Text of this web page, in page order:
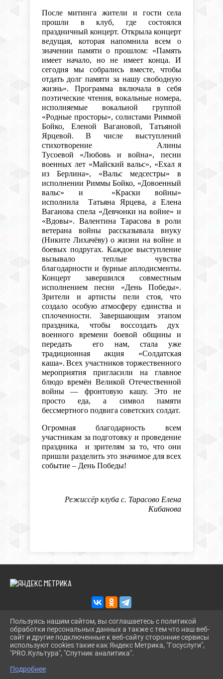
После митинга жители и гости села
прошли в клуб, где состоялся
праздничный концерт. Открыла концерт
ведущая, которая напомнила всем о
значении памяти о прошлом: «Память
имеет начало, но не имеет конца. И
сегодня мы собрались вместе, чтобы
отдать долг памяти за нашу свободную
жизнь». Программа включала в себя
поэтические чтения, вокальные номера,
исполняемые вокальной группой
«Родные просторы», солистами Риммой
Бойко, Еленой Вагановой, Татьяной
Ярцевой.
В числе выступлений
стихотворение Алины
Тусоевой
«Любовь и война», песни
военных лет «Майский вальс», «Ехал я
из Берлина», «Вальс медсестры» в
исполнении Риммы Бойко, «Довоенный
вальс» и «Краски войны»
исполнила
Татьяна Ярцева, а Елена
Ваганова спела «Девчонки на войне» и
«Вдовы». Валентина Тарасова в роли
ветерана войны рассказывала внуку
(Никите Лихачёву) о жизни на войне и
боевых подругах. Каждое выступление
вызывало теплые чувства
благодарности и бурные аплодисменты.
Концерт завершился совместным
исполнением песни «День Победы».
Зрители и артисты пели стоя, что
создало особую атмосферу единства и
сплоченности. Завершающим этапом
праздника, чтобы воссоздать дух
военного времени боевой общины и
передать его нам, стала уже
традиционная акция «Солдатская
каша». Всех участников торжественного
мероприятия пригласили на главное
блюдо времён Великой Отечественной
войны — фронтовую кашу. Это не
просто еда, а символ памяти
бессмертного подвига советских солдат.
Огромная благодарность всем
участникам за подготовку и проведение
праздника и зрителям за то, что они
пришли разделить это значимое для всех
событие – День Победы!
Режиссёр клуба с. Тарасово Елена
Кибанова
2026 Г. KULTSPORT-IRK.RU
ВХОД
КАРТА САЙТА
Пользуясь нашим сайтом, вы соглашаетесь с политикой
обработки персональных данных а также с тем что наш веб-
сайт и другие подключенные к веб-сайту сторонние сервисы
используют cookies такие как Яндекс Метрика, "Госуслуги",
"PRO.Культура", "Спутник аналитика".
Подробнее